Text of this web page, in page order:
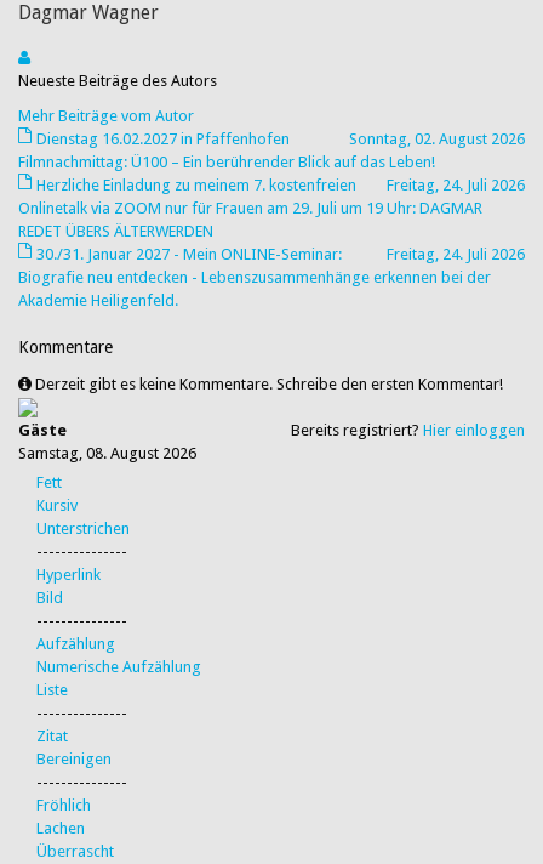
Dagmar Wagner
Neueste Beiträge des Autors
Mehr Beiträge vom Autor
Sonntag, 02. August 2026
Dienstag 16.02.2027 in Pfaffenhofen
Filmnachmittag: Ü100 – Ein berührender Blick auf das Leben!
Freitag, 24. Juli 2026
Herzliche Einladung zu meinem 7. kostenfreien
Onlinetalk via ZOOM nur für Frauen am 29. Juli um 19 Uhr: DAGMAR
REDET ÜBERS ÄLTERWERDEN
Freitag, 24. Juli 2026
30./31. Januar 2027 - Mein ONLINE-Seminar:
Biografie neu entdecken - Lebenszusammenhänge erkennen bei der
Akademie Heiligenfeld.
Kommentare
Derzeit gibt es keine Kommentare. Schreibe den ersten Kommentar!
Bereits registriert? Hier einloggen
Gäste
Samstag, 08. August 2026
Fett
Kursiv
Unterstrichen
---------------
Hyperlink
Bild
---------------
Aufzählung
Numerische Aufzählung
Liste
---------------
Zitat
Bereinigen
---------------
Fröhlich
Lachen
Überrascht